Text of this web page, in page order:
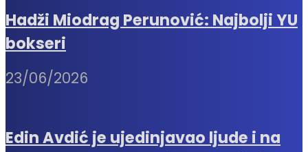
Hadži Miodrag Perunović: Najbolji YU
bokseri
23/06/2026
Edin Avdić je ujedinjavao ljude i na